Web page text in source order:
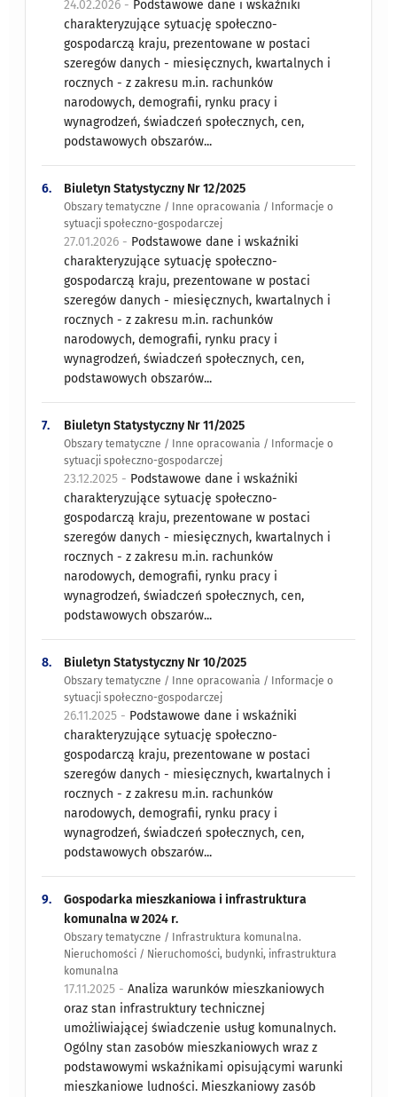
24.02.2026 - Podstawowe dane i wskaźniki
charakteryzujące sytuację społeczno-
gospodarczą kraju, prezentowane w postaci
szeregów danych - miesięcznych, kwartalnych i
rocznych - z zakresu m.in. rachunków
narodowych, demografii, rynku pracy i
wynagrodzeń, świadczeń społecznych, cen,
podstawowych obszarów...
6. Biuletyn Statystyczny Nr 12/2025
Obszary tematyczne / Inne opracowania / Informacje o
sytuacji społeczno-gospodarczej
27.01.2026 - Podstawowe dane i wskaźniki
charakteryzujące sytuację społeczno-
gospodarczą kraju, prezentowane w postaci
szeregów danych - miesięcznych, kwartalnych i
rocznych - z zakresu m.in. rachunków
narodowych, demografii, rynku pracy i
wynagrodzeń, świadczeń społecznych, cen,
podstawowych obszarów...
7. Biuletyn Statystyczny Nr 11/2025
Obszary tematyczne / Inne opracowania / Informacje o
sytuacji społeczno-gospodarczej
23.12.2025 - Podstawowe dane i wskaźniki
charakteryzujące sytuację społeczno-
gospodarczą kraju, prezentowane w postaci
szeregów danych - miesięcznych, kwartalnych i
rocznych - z zakresu m.in. rachunków
narodowych, demografii, rynku pracy i
wynagrodzeń, świadczeń społecznych, cen,
podstawowych obszarów...
8. Biuletyn Statystyczny Nr 10/2025
Obszary tematyczne / Inne opracowania / Informacje o
sytuacji społeczno-gospodarczej
26.11.2025 - Podstawowe dane i wskaźniki
charakteryzujące sytuację społeczno-
gospodarczą kraju, prezentowane w postaci
szeregów danych - miesięcznych, kwartalnych i
rocznych - z zakresu m.in. rachunków
narodowych, demografii, rynku pracy i
wynagrodzeń, świadczeń społecznych, cen,
podstawowych obszarów...
9.
Gospodarka mieszkaniowa i infrastruktura
komunalna w 2024 r.
Obszary tematyczne / Infrastruktura komunalna.
Nieruchomości / Nieruchomości, budynki, infrastruktura
komunalna
17.11.2025 -Analiza warunków mieszkaniowych
oraz stan infrastruktury technicznej
umożliwiającej świadczenie usług komunalnych.
Ogólny stan zasobów mieszkaniowych wraz z
podstawowymi wskaźnikami opisującymi warunki
mieszkaniowe ludności. Mieszkaniowy zasób